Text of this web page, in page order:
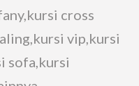
cross
vip,kursi
sofa,kursi